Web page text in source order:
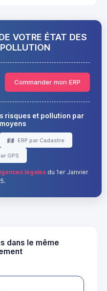
VOTRE ÉTAT DES
Commander mon ERP
risques et pollution par
ERP par Cadastre
GPS
légalesdu 1er Janvier
dans le même